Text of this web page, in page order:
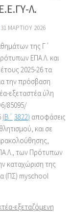
Λ.
31 ΜΑΡΤΊΟΥ 2026
της Γ΄
ΕΠΑ.Λ. και
2025-26 τα
την πρόσβαση
εξεταστέα ύλη
85095/
(Β΄ 3822) αποφάσεις
και σε
των Πρότυπων
καταχώριση της
(ΠΣ) myschool
εξεταζόμενη